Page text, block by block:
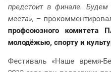
предстоит в финале.
места», –
профсоюзного
молодёжью, спорту и
Фестиваль «Наше время-